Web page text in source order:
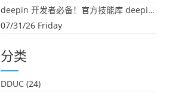
deepin 开发者必备！官方技能库 deepin-skills 正式开源
07/31/26 Friday
分类
DDUC (24)